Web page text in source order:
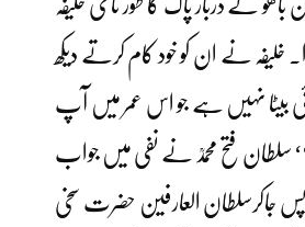
کے دربار پاک کا طور نامی خلیفہ
خلیفہ نے ان کو خود کام کرتے دیکھ
بیٹا نہیں ہے جو اس عمر میں آپ
سلطان فتح محمدؒ نے نفی میں جواب
جاکرسلطان العارفین حضرت سخی